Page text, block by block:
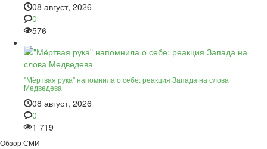
08 август, 2026
0
576
"Мёртвая рука" напомнила о себе: реакция Запада на слова
Медведева
08 август, 2026
0
1 719
Обзор СМИ